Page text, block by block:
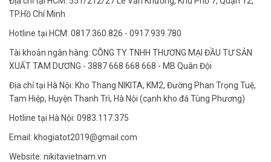
TP.Hồ Chí Minh
Hotline tại HCM: 0817.360.826 - 0917.939.780
Tài khoản ngân hàng: CÔNG TY TNHH THƯƠNG MẠI ĐẦU TƯ SẢN
XUẤT TAM DƯƠNG - 3887 668 668 668 - MB Quân Đội
Địa chỉ tại Hà Nội: Kho Thang NIKITA, KM2, Đường Phan Trọng Tuệ,
Tam Hiệp, Huyện Thanh Trì, Hà Nội (cạnh kho đá Tùng Phương)
Hotline tại Hà Nội: 0983.117.375
Email: khogiatot2019@gmail.com
Website: nikitavietnam.vn